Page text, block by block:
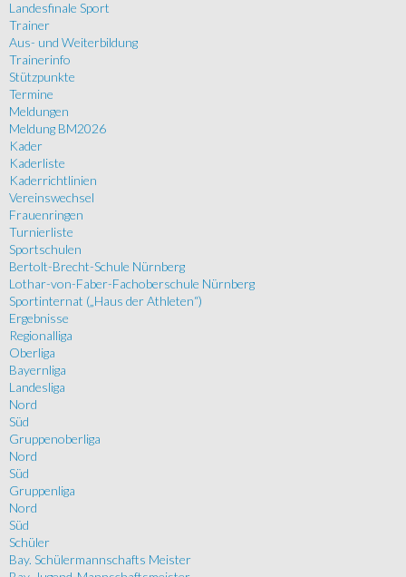
Landesfinale Sport
Trainer
Aus- und Weiterbildung
Trainerinfo
Stützpunkte
Termine
Meldungen
Meldung BM2026
Kader
Kaderliste
Kaderrichtlinien
Vereinswechsel
Frauenringen
Turnierliste
Sportschulen
Bertolt-Brecht-Schule Nürnberg
Lothar-von-Faber-Fachoberschule Nürnberg
Sportinternat („Haus der Athleten“)
Ergebnisse
Regionalliga
Oberliga
Bayernliga
Landesliga
Nord
Süd
Gruppenoberliga
Nord
Süd
Gruppenliga
Nord
Süd
Schüler
Bay. Schülermannschafts Meister